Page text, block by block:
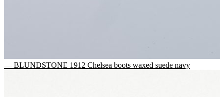
— BLUNDSTONE 1912 Chelsea boots waxed suede navy